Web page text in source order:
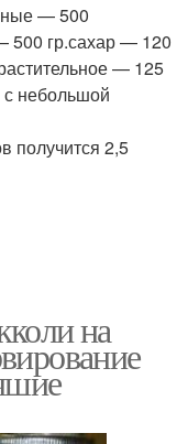
— 500
500 гр.сахар — 120
— 125
небольшой
получится 2,5
на